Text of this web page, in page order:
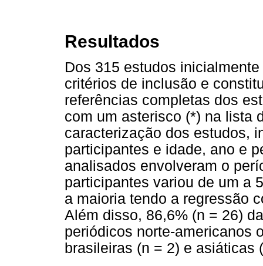
Resultados
Dos 315 estudos
critérios de inclusão e
referências completas dos
com um asterisco (*) na lista
caracterização dos estudos,
participantes e idade, ano e
analisados envolveram o
participantes variou de um a
a maioria tendo a regressão
Além disso, 86,6% (n = 26)
periódicos norte-americanos
brasileiras (n = 2) e asiáticas